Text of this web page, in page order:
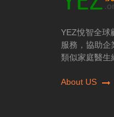
YEZ悅智全球
服務，協助
類似家庭醫生
About US